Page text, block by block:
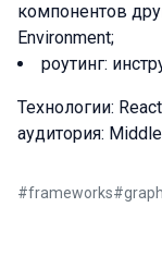
компонентов
Environment;
роутинг:
Технологии:
аудитория:
#frameworks#